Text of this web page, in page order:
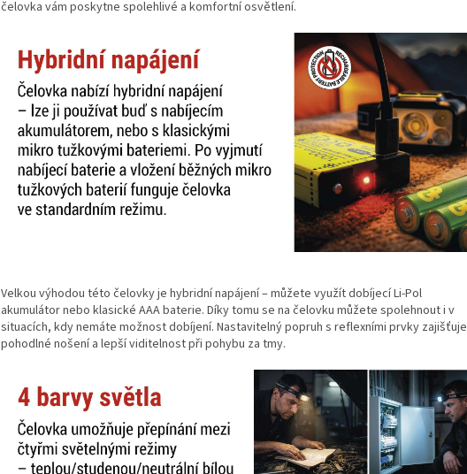
čelovka vám poskytne spolehlivé a komfortní osvětlení.
Velkou výhodou této čelovky je hybridní napájení – můžete využít dobíjecí Li-Pol
akumulátor nebo klasické AAA baterie. Díky tomu se na čelovku můžete spolehnout i v
situacích, kdy nemáte možnost dobíjení. Nastavitelný popruh s reflexními prvky zajišťuje
pohodlné nošení a lepší viditelnost při pohybu za tmy.